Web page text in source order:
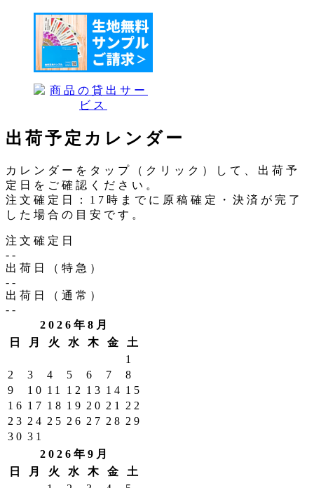
出荷予定カレンダー
カレンダーをタップ（クリック）して、出荷予
定日をご確認ください。
注文確定日：17時までに原稿確定・決済が完了
した場合の目安です。
注文確定日
--
出荷日（特急）
--
出荷日（通常）
--
2026年8月
日
月 火 水 木 金
土
1
2
3 4 5 6 7
8
9
10 11 12 13 14 15
16 17 18 19 20 21
22
23 24 25 26 27 28 29
30 31
2026年9月
日
月 火 水 木 金
土